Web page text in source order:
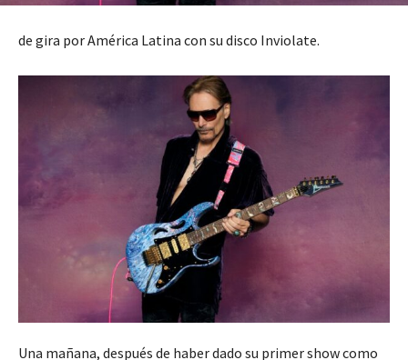
de gira por América Latina con su disco Inviolate.
Una mañana, después de haber dado su primer show como